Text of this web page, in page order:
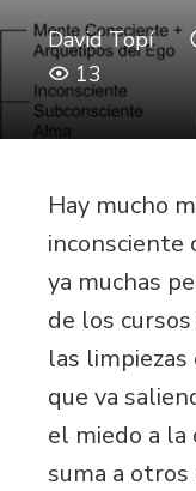
David Topí
13
Hay mucho
inconsciente
ya muchas
de los
las
que va
el miedo a la
suma a otros